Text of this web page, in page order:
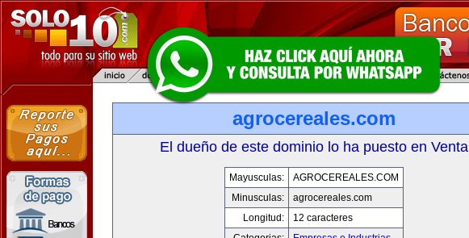
agrocereales.com
El dueño de este dominio lo ha puesto en Venta
Mayusculas:
AGROCEREALES.COM
Minusculas:
agrocereales.com
Longitud:
12 caracteres